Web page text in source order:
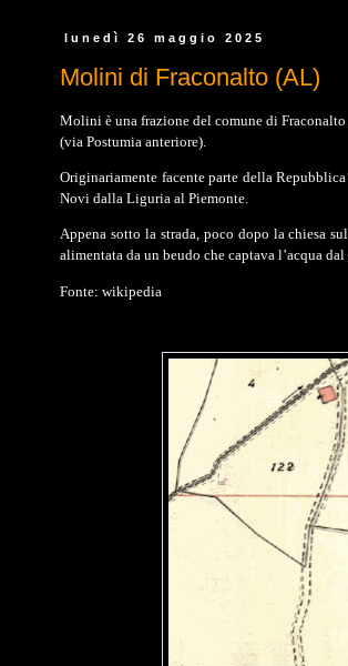
lunedì 26 maggio 2025
Molini di Fraconalto (AL)
Molini è una frazione del comune di
(via Postumia anteriore).
Originariamente facente parte della
Novi dalla Liguria al Piemonte.
Appena sotto la strada, poco dopo la chiesa
alimentata da un beudo che captava l’acqua
Fonte: wikipedia